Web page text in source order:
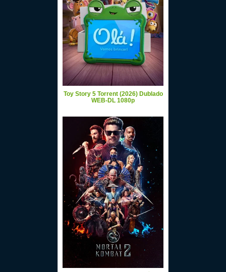
Toy Story 5 Torrent (2026) Dublado
WEB-DL 1080p